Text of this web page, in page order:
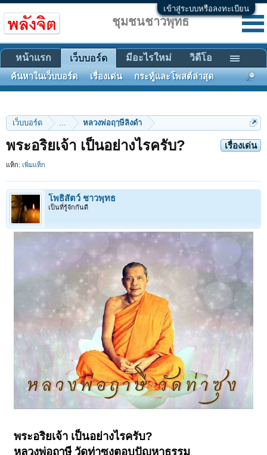
เข้าสู่ระบบหรือลงทะเบียน
เว็บบอร์ด ... หลวงพ่อฤๅษีลิงดำ
เรื่องเด่น
พระอริยเจ้า เป็นอย่างไรครับ?
แท็ก: เพิ่มแท็ก
โพธิสัตว์ ชาวพุทธ
เป็นที่รู้จักกันดี
พระอริยเจ้า เป็นอย่างไรครับ?
หลวงพ่อฤๅษี วัดท่าซุงตอบปัญหาธรรม
ชุมชนชาวพุทธ
หน้าแรก เว็บบอร์ด
ค้นหาในเว็บบอร์ด เรื่องเด่น กระทู้และโพสต์ล่าสุด
มีอะไรใหม่ วิดีโอ